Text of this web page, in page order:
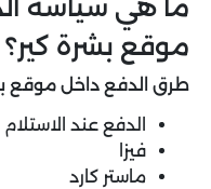
ما هي سياسة
موقع بشرة كير؟
طرق الدفع داخل موقع
الدفع عند الاستلام
فيزا
ماستر كارد